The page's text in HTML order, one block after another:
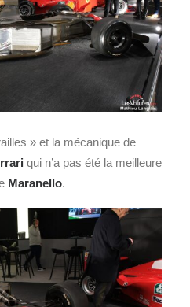
» et la mécanique de
qui n’a pas été la meilleure
Maranello.